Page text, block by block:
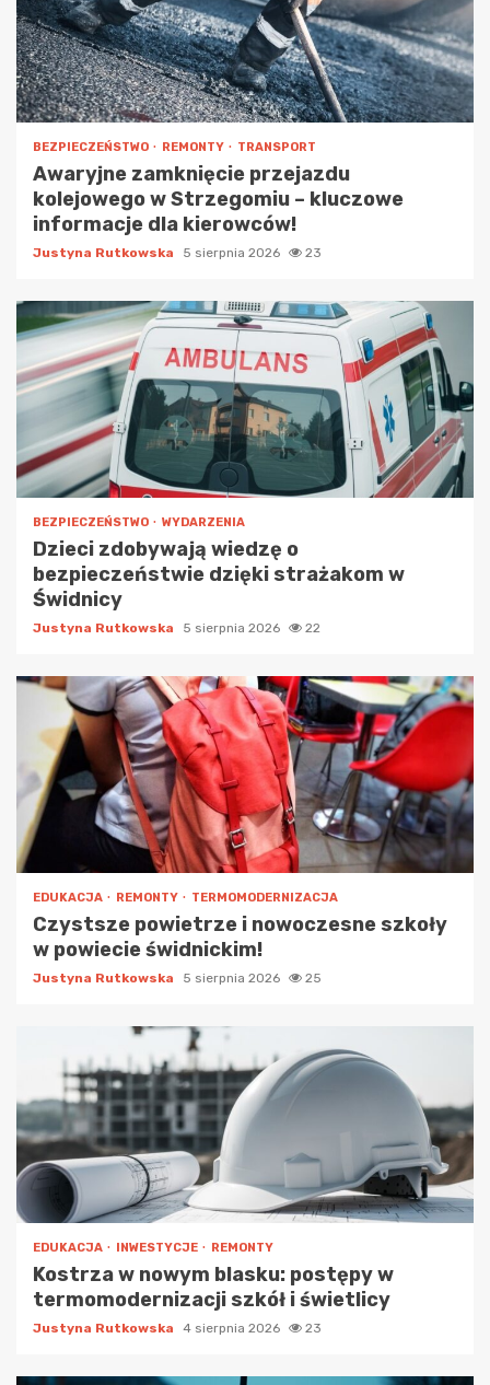
BEZPIECZEŃSTWO REMONTY TRANSPORT
Awaryjne zamknięcie przejazdu
kolejowego w Strzegomiu – kluczowe
informacje dla kierowców!
Justyna Rutkowska 5 sierpnia 2026 23
BEZPIECZEŃSTWO WYDARZENIA
Dzieci zdobywają wiedzę o
bezpieczeństwie dzięki strażakom w
Świdnicy
Justyna Rutkowska 5 sierpnia 2026 22
EDUKACJA REMONTY TERMOMODERNIZACJA
Czystsze powietrze i nowoczesne szkoły
w powiecie świdnickim!
Justyna Rutkowska 5 sierpnia 2026 25
EDUKACJA INWESTYCJE REMONTY
Kostrza w nowym blasku: postępy w
termomodernizacji szkół i świetlicy
Justyna Rutkowska 4 sierpnia 2026 23